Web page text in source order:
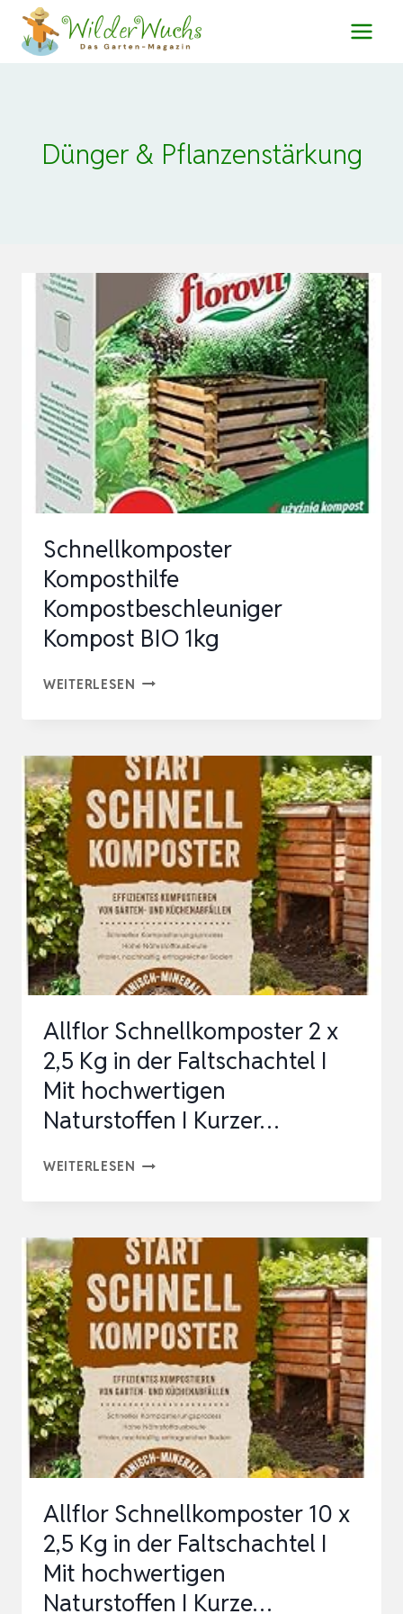
Zum
Inhalt
Dünger & Pflanzenstärkung
Schnellkomposter
Komposthilfe
Kompostbeschleuniger
Kompost BIO 1kg
WEITERLESEN SCHNELLKOMPOSTER
KOMPOST
BIO
1KG
Allflor Schnellkomposter 2 x
2,5 Kg in der Faltschachtel I
Mit hochwertigen
Naturstoffen I Kurzer…
WEITERLESEN ALLFLOR
X
2,5
KG
IN
DER
FALTSCHACHTEL
I
MIT
HOCHWERTIGEN
I
KURZER…
Allflor Schnellkomposter 10 x
2,5 Kg in der Faltschachtel I
Mit hochwertigen
Naturstoffen I Kurze…